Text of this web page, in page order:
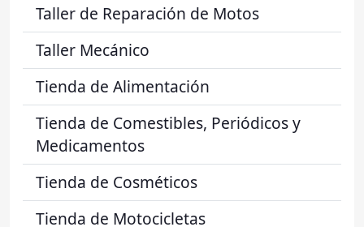
Taller de Reparación de Motos
Taller Mecánico
Tienda de Alimentación
Tienda de Comestibles, Periódicos y
Medicamentos
Tienda de Cosméticos
Tienda de Motocicletas